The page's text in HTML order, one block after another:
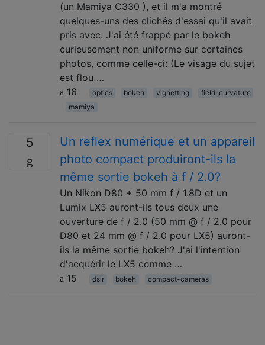
(un Mamiya C330 ), et il m'a montré
quelques-uns des clichés d'essai qu'il avait
pris avec. J'ai été frappé par le bokeh
curieusement non uniforme sur certaines
photos, comme celle-ci: (Le visage du sujet
est flou …
16
optics bokeh vignetting
field-curvature
mamiya
5
Un reflex numérique et un appareil
photo compact produiront-ils la
même sortie bokeh à f / 2.0?
Un Nikon D80 + 50 mm f / 1.8D et un
Lumix LX5 auront-ils tous deux une
ouverture de f / 2.0 (50 mm @ f / 2.0 pour
D80 et 24 mm @ f / 2.0 pour LX5) auront-
ils la même sortie bokeh? J'ai l'intention
d'acquérir le LX5 comme …
15
dslr bokeh compact-cameras